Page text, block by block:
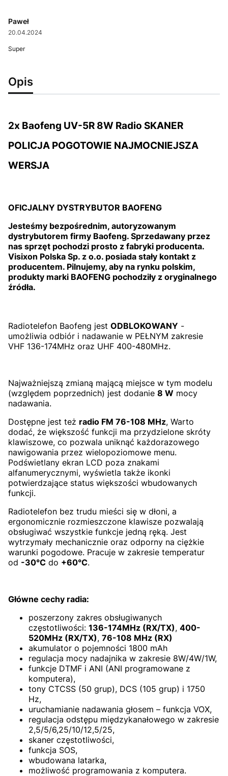
Paweł
20.04.2024
Super
Opis
2x Baofeng UV-5R 8W Radio SKANER
POLICJA POGOTOWIE NAJMOCNIEJSZA
WERSJA
OFICJALNY DYSTRYBUTOR BAOFENG
Jesteśmy bezpośrednim, autoryzowanym
dystrybutorem firmy Baofeng. Sprzedawany przez
nas sprzęt pochodzi prosto z fabryki producenta.
Visixon Polska Sp. z o.o. posiada stały kontakt z
producentem. Pilnujemy, aby na rynku polskim,
produkty marki BAOFENG pochodziły z oryginalnego
źródła.
Radiotelefon Baofeng jest ODBLOKOWANY -
umożliwia odbiór i nadawanie w PEŁNYM zakresie
VHF 136-174MHz oraz UHF 400-480MHz.
Najważniejszą zmianą mającą miejsce w tym modelu
(względem poprzednich) jest dodanie 8 W mocy
nadawania.
Dostępne jest też radio FM 76-108 MHz, Warto
dodać, że większość funkcji ma przydzielone skróty
klawiszowe, co pozwala uniknąć każdorazowego
nawigowania przez wielopoziomowe menu.
Podświetlany ekran LCD poza znakami
alfanumerycznymi, wyświetla także ikonki
potwierdzające status większości wbudowanych
funkcji.
Radiotelefon bez trudu mieści się w dłoni, a
ergonomicznie rozmieszczone klawisze pozwalają
obsługiwać wszystkie funkcje jedną ręką. Jest
wytrzymały mechanicznie oraz odporny na ciężkie
warunki pogodowe. Pracuje w zakresie temperatur
od -30°C do +60°C.
Główne cechy radia:
poszerzony zakres obsługiwanych
częstotliwości: 136-174MHz (RX/TX), 400-
520MHz (RX/TX), 76-108 MHz (RX)
akumulator o pojemności 1800 mAh
regulacja mocy nadajnika w zakresie 8W/4W/1W,
funkcje DTMF i ANI (ANI programowane z
komputera),
tony CTCSS (50 grup), DCS (105 grup) i 1750
Hz,
uruchamianie nadawania głosem – funkcja VOX,
regulacja odstępu międzykanałowego w zakresie
2,5/5/6,25/10/12,5/25,
skaner częstotliwości,
funkcja SOS,
wbudowana latarka,
możliwość programowania z komputera.